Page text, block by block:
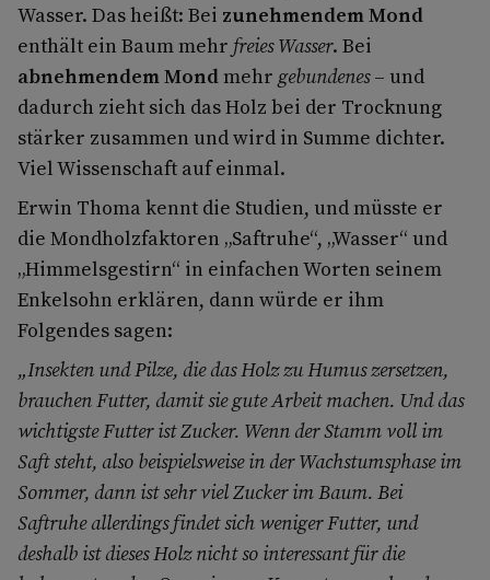
Wasser. Das heißt: Bei zunehmendem Mond
enthält ein Baum mehr freies Wasser. Bei
abnehmendem Mondmehr gebundenes– und
dadurch zieht sich das Holz bei der Trocknung
stärker zusammen und wird in Summe dichter.
Viel Wissenschaft auf einmal.
Erwin Thoma kennt die Studien, und müsste er
die Mondholzfaktoren „Saftruhe“, „Wasser“ und
„Himmelsgestirn“ in einfachen Worten seinem
Enkelsohn erklären, dann würde er ihm
Folgendes sagen:
„Insekten und Pilze, die das Holz zu Humus zersetzen,
brauchen Futter, damit sie gute Arbeit machen. Und das
wichtigste Futter ist Zucker. Wenn der Stamm voll im
Saft steht, also beispielsweise in der Wachstumsphase im
Sommer, dann ist sehr viel Zucker im Baum. Bei
Saftruhe allerdings findet sich weniger Futter, und
deshalb ist dieses Holz nicht so interessant für die